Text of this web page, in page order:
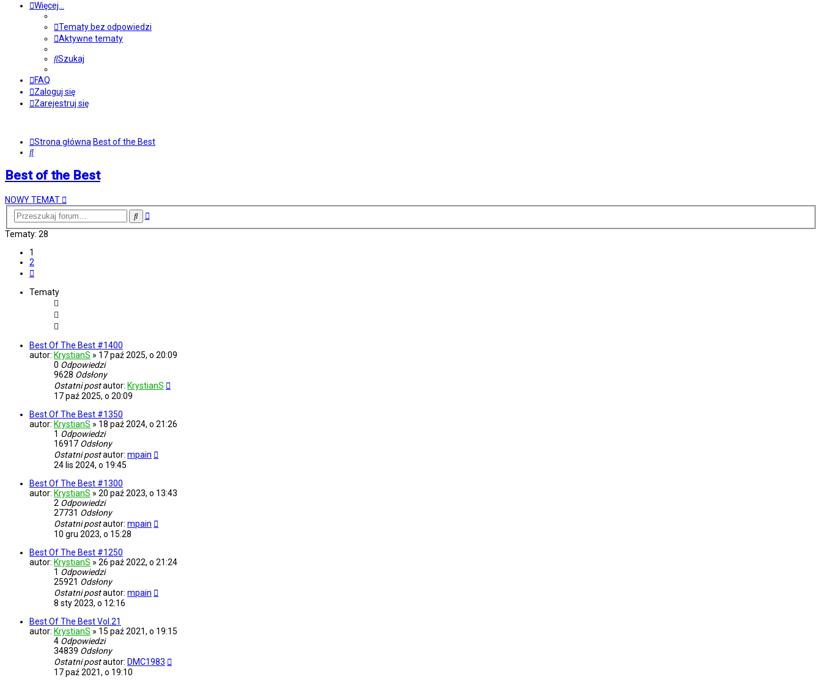
Więcej…
Tematy bez odpowiedzi
Aktywne tematy
Szukaj
FAQ
Zaloguj się
Zarejestruj się
Strona główna Best of the Best
Szukaj
Best of the Best
NOWY TEMAT
SzukajWyszukiwanie
Tematy: 28
1
2
Tematy
Best Of The Best #1400
autor: KrystianS » 17 paź 2025, o 20:09
0 Odpowiedzi
9628 Odsłony
Ostatni postautor: KrystianS
17 paź 2025, o 20:09
Best Of The Best #1350
autor: KrystianS » 18 paź 2024, o 21:26
1 Odpowiedzi
16917 Odsłony
Ostatni postautor: mpain
24 lis 2024, o 19:45
Best Of The Best #1300
autor: KrystianS » 20 paź 2023, o 13:43
2 Odpowiedzi
27731 Odsłony
Ostatni postautor: mpain
10 gru 2023, o 15:28
Best Of The Best #1250
autor: KrystianS » 26 paź 2022, o 21:24
1 Odpowiedzi
25921 Odsłony
Ostatni postautor: mpain
8 sty 2023, o 12:16
Best Of The Best Vol.21
autor: KrystianS » 15 paź 2021, o 19:15
4 Odpowiedzi
34839 Odsłony
Ostatni postautor: DMC1983
17 paź 2021, o 19:10